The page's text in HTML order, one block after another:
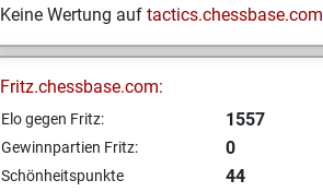
Keine Wertung auf tactics.chessbase.com
Fritz.chessbase.com:
Elo gegen Fritz: 1557
Gewinnpartien Fritz: 0
Schönheitspunkte
44